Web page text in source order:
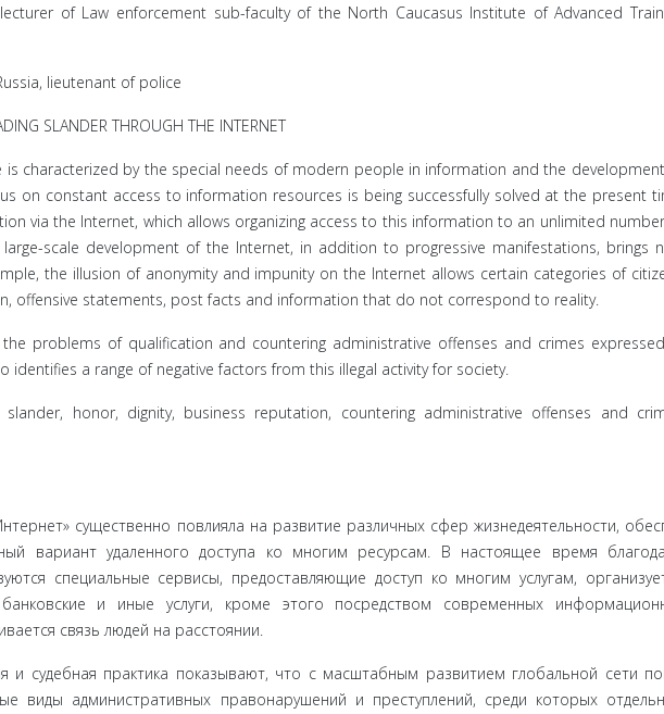
of Law enforcement sub-faculty of the North Caucasus Institute of Advanced
lieutenant of police
SLANDER THROUGH THE INTERNET
is characterized by the special needs of modern people in information and the
on constant access to information resources is being successfully solved at the present
via the Internet, which allows organizing access to this information to an unlimited
scale development of the Internet, in addition to progressive manifestations, brings
the illusion of anonymity and impunity on the Internet allows certain categories of
offensive statements, post facts and information that do not correspond to reality.
problems of qualification and countering administrative offenses and crimes
identifies a range of negative factors from this illegal activity for society.
honor, dignity, business reputation, countering administrative offenses and
существенно повли­яла на развитие различных сфер жизнедеятельности,
вариант удаленного доступа ко многим ресурсам. В настоящее время
специальные сервисы, предоставляю­щие доступ ко многим услугам,
банковские и иные услуги, кроме этого посредством современных
связь людей на расстоянии.
и судебная практика по­казывают, что с масштабным развитием глобальной сети
виды административных право­нарушений и преступлений, среди которых